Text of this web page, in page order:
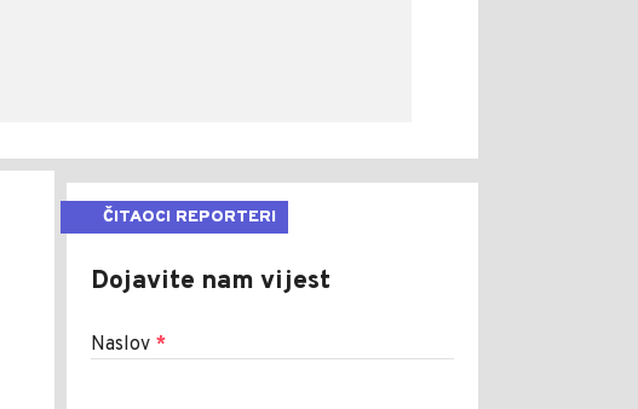
ČITAOCI REPORTERI
Dojavite nam vijest
Naslov *